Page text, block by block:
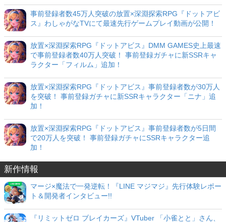
事前登録者数45万人突破の放置×深淵探索RPG『ドットアビ
ス』わしゃがなTVにて最速先行ゲームプレイ動画が公開！
放置×深淵探索RPG『ドットアビス』DMM GAMES史上最速
で事前登録者数40万人突破！ 事前登録ガチャに新SSRキャ
ラクター「フィルム」追加！
放置×深淵探索RPG『ドットアビス』事前登録者数が30万人
を突破！ 事前登録ガチャに新SSRキャラクター「ニナ」追
加！
放置×深淵探索RPG『ドットアビス』事前登録者数が5日間
で20万人を突破！ 事前登録ガチャにSSRキャラクター追
加！
新作情報
マージ×魔法で一発逆転！『LINE マジマジ』先行体験レポー
ト＆開発者インタビュー!!
『リミットゼロ ブレイカーズ』VTuber 「小雀とと」さん、